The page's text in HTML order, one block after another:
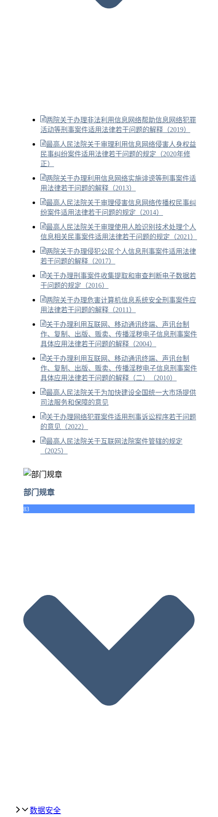
两院关于办理非法利用信息网络帮助信息网络犯罪
活动等刑事案件适用法律若干问题的解释（2019）
最高人民法院关于审理利用信息网络侵害人身权益
民事纠纷案件适用法律若干问题的规定（2020年修
正）
两院关于办理利用信息网络实施诽谤等刑事案件适
用法律若干问题的解释（2013）
最高人民法院关于审理侵害信息网络传播权民事纠
纷案件适用法律若干问题的规定（2014）
最高人民法院关于审理使用人脸识别技术处理个人
信息相关民事案件适用法律若干问题的规定（2021）
两院关于办理侵犯公民个人信息刑事案件适用法律
若干问题的解释（2017）
关于办理刑事案件收集提取和审查判断电子数据若
干问题的规定（2016）
两院关于办理危害计算机信息系统安全刑事案件应
用法律若干问题的解释（2011）
关于办理利用互联网、移动通讯终端、声讯台制
作、复制、出版、贩卖、传播淫秽电子信息刑事案件
具体应用法律若干问题的解释（2004）
关于办理利用互联网、移动通讯终端、声讯台制
作、复制、出版、贩卖、传播淫秽电子信息刑事案件
具体应用法律若干问题的解释（二）（2010）
最高人民法院关于为加快建设全国统一大市场提供
司法服务和保障的意见
关于办理网络犯罪案件适用刑事诉讼程序若干问题
的意见（2022）
最高人民法院关于互联网法院案件管辖的规定
（2025）
部门规章
83
数据安全